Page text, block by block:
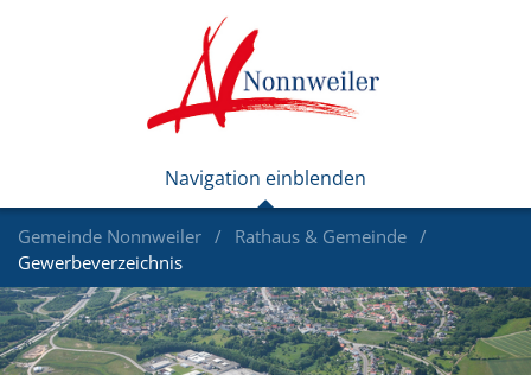
Gemeinde Nonnweiler
Rathaus & Gemeinde
Gewerbeverzeichnis